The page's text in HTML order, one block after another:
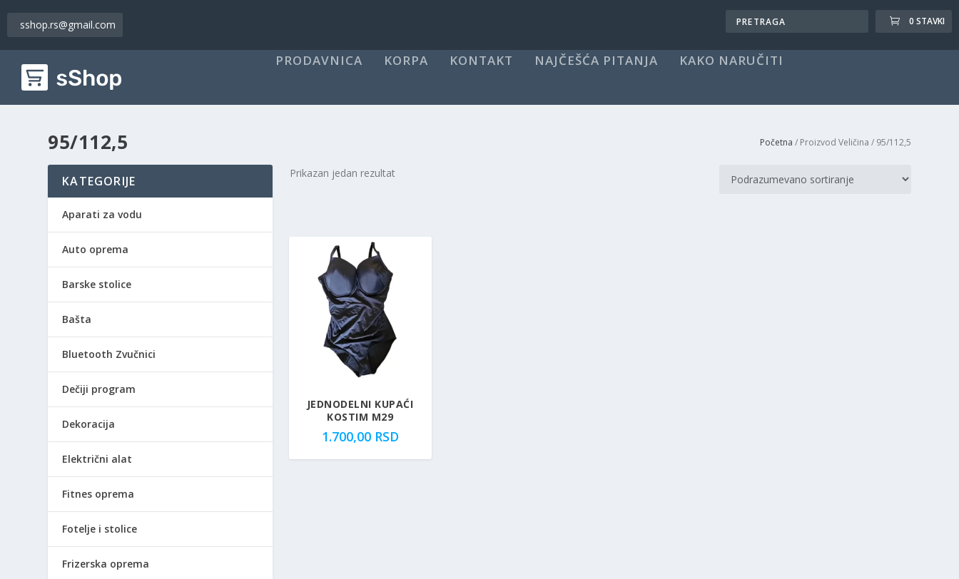
sshop.rs@gmail.com 0 STAVKI
PRODAVNICA KORPA KONTAKT NAJČEŠĆA PITANJA KAKO NARUČITI
95/112,5 Početna / Proizvod Veličina / 95/112,5
Prikazan jedan rezultat
JEDNODELNI KUPAĆI
KOSTIM M29
1.700,00 RSD
KATEGORIJE
Aparati za vodu
Auto oprema
Barske stolice
Bašta
Bluetooth Zvučnici
Dečiji program
Dekoracija
Električni alat
Fitnes oprema
Fotelje i stolice
Frizerska oprema